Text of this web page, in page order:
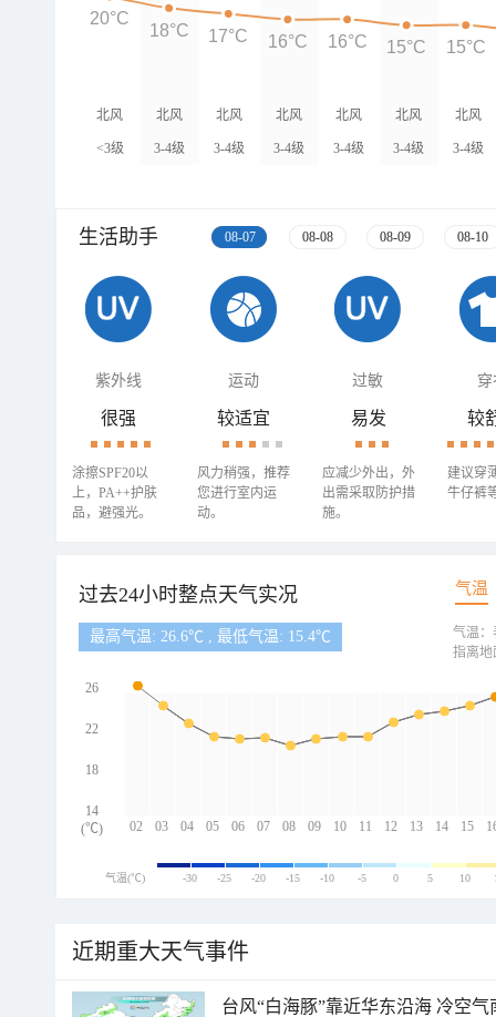
北风
<3级
北风
3-4级
北风
3-4级
北风
3-4级
北风
3-4级
北风
3-4级
北风
3-4级
20°C
18°C 17°C 16°C 16°C 15°C 15°C
生活助手 08-07 08-08 08-09 08-10
紫外线 运动 过敏 穿
很强
涂擦SPF20以
上，PA++护肤
品，避强光。
较适宜
风力稍强，推荐
您进行室内运
动。
易发
应减少外出，外
出需采取防护措
施。
较
建议穿
牛仔裤
过去24小时整点天气实况 气温
最高气温: 26.6℃ , 最低气温: 15.4℃
02 03 04 05 06 07 08 09 10 11 12 13 14 15
26
22
18
14
(℃)
气温：
指离地
气温(℃) -30 -25 -20 -15 -10 -5 0 5 10
近期重大天气事件
台风“白海豚”靠近华东沿海 冷空